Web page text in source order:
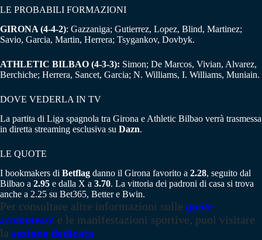
LE PROBABILI FORMAZIONI
GIRONA (4-4-2): Gazzaniga; Gutierrez, Lopez, Blind, Martinez;
Savio, Garcia, Martin, Herrera; Tsygankov, Dovbyk.
ATHLETIC BILBAO (4-3-3): Simon; De Marcos, Vivian, Alvarez,
Berchiche; Herrera, Sancet, Garcia; N. Williams, I. Williams, Muniain.
DOVE VEDERLA IN TV
La partita di Liga spagnola tra Girona e Athletic Bilbao verrà trasmessa
in diretta streaming esclusiva su Dazn.
LE QUOTE
I bookmakers di Betflag danno il Girona favorito a 2.28, seguito dal
Bilbao a 2.95 e dalla X a 3.70. La vittoria dei padroni di casa si trova
anche a 2.25 su Bet365, Better e Bwin.
Per consultare altre informazioni sulle quote
scommesse e le manifestazioni sportive, puoi visitare
la sezione dedicata